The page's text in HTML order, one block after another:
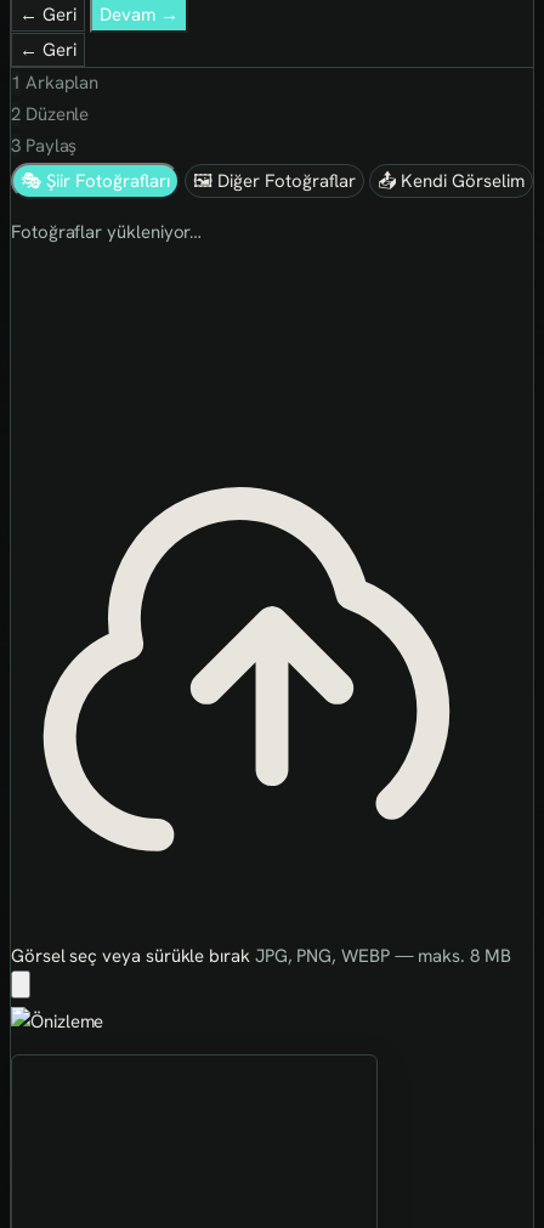
← Geri
Devam →
← Geri
1 Arkaplan
2Düzenle
3Paylaş
🎭 Şiir Fotoğrafları
🖼 Diğer Fotoğraflar 📤 Kendi Görselim
Fotoğraflar yükleniyor…
Görsel seç veya sürükle bırak JPG, PNG, WEBP — maks. 8 MB